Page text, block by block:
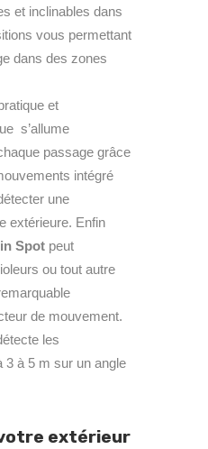
et inclinables dans
vous permettant
dans des zones
et
s’allume
passage grâce
intégré
une
extérieure. Enfin
Spot peut
ou tout autre
de mouvement.
les
3 à 5 m sur un angle
extérieur